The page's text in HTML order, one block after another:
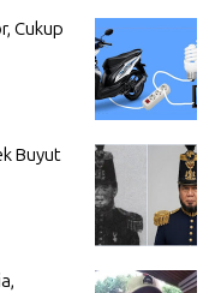
Cukup
Buyut